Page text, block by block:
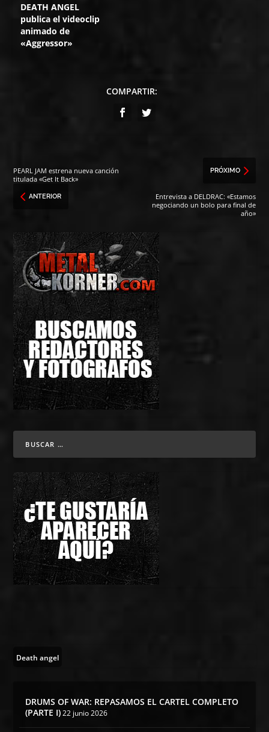
DEATH ANGEL
publica el videoclip
animado de
«Aggressor»
COMPARTIR:
PEARL JAM estrena nueva canción
titulada «Get It Back»
ANTERIOR
PRÓXIMO
Entrevista a DELDRAC: «Estamos
negociando un bolo para final de
año»
Death angel
DRUMS OF WAR: REPASAMOS EL CARTEL COMPLETO
(PARTE I) 22 junio 2026